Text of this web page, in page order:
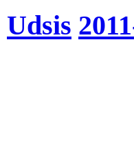
Udsis